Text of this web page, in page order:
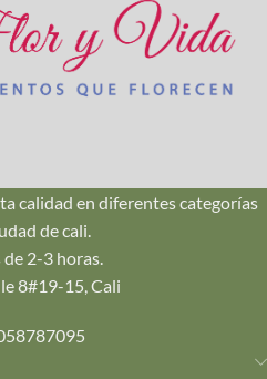
🚚
en Cali
💌
con tu mensaje impreso
calidad en diferentes categorías
de cali.
de 2-3 horas.
8#19-15, Cali